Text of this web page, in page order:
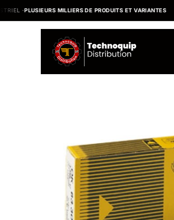
PLUSIEURS MILLIERS DE PRODUITS ET VARIANTES